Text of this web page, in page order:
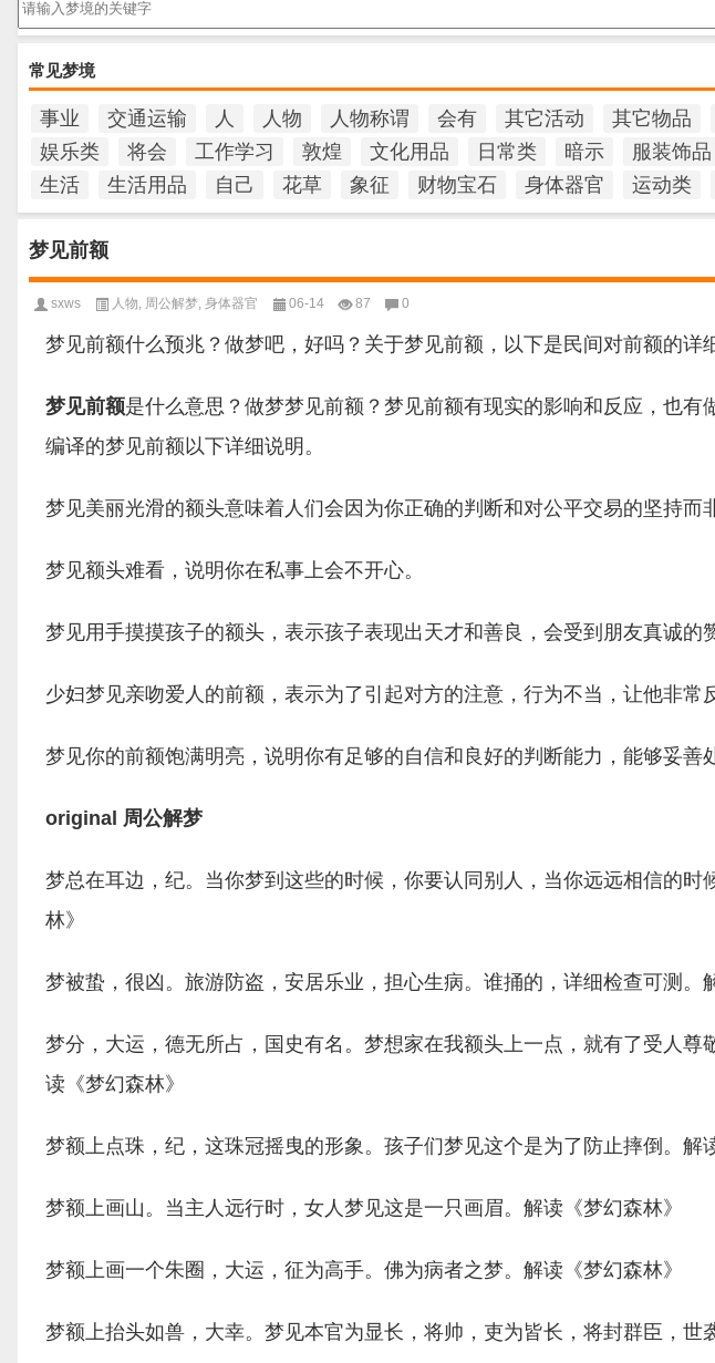
常见梦境
事业 交通运输 人 人物 人物称谓 会有 其它活动 其它物品
娱乐类
将会 工作学习 敦煌 文化用品 日常类 暗示 服装饰品
生活
生活用品 自己 花草 象征 财物宝石 身体器官 运动类
梦见前额
sxws 人物, 周公解梦, 身体器官 06-14 87 0
梦见前额什么预兆？做梦吧，好吗？关于梦见前额，以下是民间对前额的详
梦见前额是什么意思？做梦梦见前额？梦见前额有现实的影响和反应，也有
编译的梦见前额以下详细说明。
梦见美丽光滑的额头意味着人们会因为你正确的判断和对公平交易的坚持而
梦见额头难看，说明你在私事上会不开心。
梦见用手摸摸孩子的额头，表示孩子表现出天才和善良，会受到朋友真诚的
少妇梦见亲吻爱人的前额，表示为了引起对方的注意，行为不当，让他非常
梦见你的前额饱满明亮，说明你有足够的自信和良好的判断能力，能够妥善
original 周公解梦
梦总在耳边，纪。当你梦到这些的时候，你要认同别人，当你远远相信的时
林》
梦被蛰，很凶。旅游防盗，安居乐业，担心生病。谁捅的，详细检查可测。
梦分，大运，德无所占，国史有名。梦想家在我额头上一点，就有了受人
读《梦幻森林》
梦额上点珠，纪，这珠冠摇曳的形象。孩子们梦见这个是为了防止摔倒。解
梦额上画山。当主人远行时，女人梦见这是一只画眉。解读《梦幻森林》
梦额上画一个朱圈，大运，征为高手。佛为病者之梦。解读《梦幻森林》
梦额上抬头如兽，大幸。梦见本官为显长，将帅，吏为皆长，将封群臣，世